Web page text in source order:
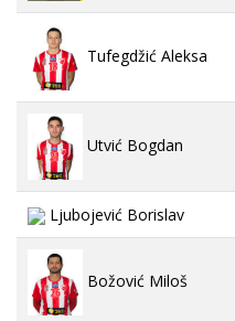
Tufegdžić Aleksa
Utvić Bogdan
Ljubojević Borislav
Božović Miloš